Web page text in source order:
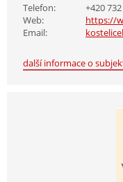
Telefon:
+420
Web:
https://
Email:
další informace o